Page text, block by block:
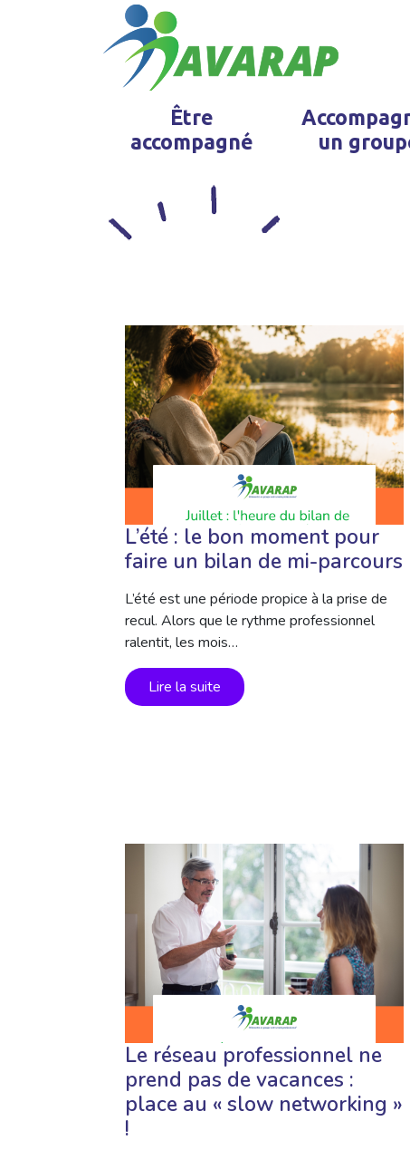
Être
accompagné
un
L’été : le bon moment pour
faire un bilan de mi-parcours
L’été est une période propice à la prise de
recul. Alors que le rythme professionnel
ralentit, les mois…
Lire la suite
Le réseau professionnel ne
prend pas de vacances :
place au « slow networking »
!